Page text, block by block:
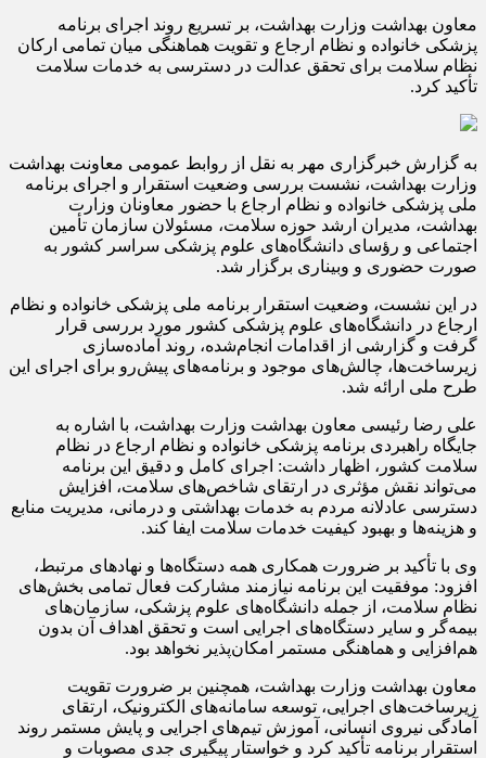
معاون بهداشت وزارت بهداشت، بر تسریع روند اجرای برنامه
پزشکی خانواده و نظام ارجاع و تقویت هماهنگی میان تمامی ارکان
نظام سلامت برای تحقق عدالت در دسترسی به خدمات سلامت
تأکید کرد.
به گزارش خبرگزاری مهر به نقل از روابط عمومی معاونت بهداشت
وزارت بهداشت، نشست بررسی وضعیت استقرار و اجرای برنامه
ملی پزشکی خانواده و نظام ارجاع با حضور معاونان وزارت
بهداشت، مدیران ارشد حوزه سلامت، مسئولان سازمان تأمین
اجتماعی و رؤسای دانشگاه‌های علوم پزشکی سراسر کشور به‌
صورت حضوری و وبیناری برگزار شد.
در این نشست، وضعیت استقرار برنامه ملی پزشکی خانواده و نظام
ارجاع در دانشگاه‌های علوم پزشکی کشور مورد بررسی قرار
گرفت و گزارشی از اقدامات انجام‌شده، روند آماده‌سازی
زیرساخت‌ها، چالش‌های موجود و برنامه‌های پیش‌رو برای اجرای این
طرح ملی ارائه شد.
علی رضا رئیسی معاون بهداشت وزارت بهداشت، با اشاره به
جایگاه راهبردی برنامه پزشکی خانواده و نظام ارجاع در نظام
سلامت کشور، اظهار داشت: اجرای کامل و دقیق این برنامه
می‌تواند نقش مؤثری در ارتقای شاخص‌های سلامت، افزایش
دسترسی عادلانه مردم به خدمات بهداشتی و درمانی، مدیریت منابع
و هزینه‌ها و بهبود کیفیت خدمات سلامت ایفا کند.
وی با تأکید بر ضرورت همکاری همه دستگاه‌ها و نهادهای مرتبط،
افزود: موفقیت این برنامه نیازمند مشارکت فعال تمامی بخش‌های
نظام سلامت، از جمله دانشگاه‌های علوم پزشکی، سازمان‌های
بیمه‌گر و سایر دستگاه‌های اجرایی است و تحقق اهداف آن بدون
هم‌افزایی و هماهنگی مستمر امکان‌پذیر نخواهد بود.
معاون بهداشت وزارت بهداشت، همچنین بر ضرورت تقویت
زیرساخت‌های اجرایی، توسعه سامانه‌های الکترونیک، ارتقای
آمادگی نیروی انسانی، آموزش تیم‌های اجرایی و پایش مستمر روند
استقرار برنامه تأکید کرد و خواستار پیگیری جدی مصوبات و